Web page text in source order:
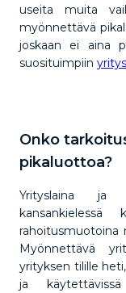
useita muita
myönnettävä
joskaan ei aina
suosituimpiin
Onko
pikaluottoa?
Yrityslaina ja
kansankielessä
rahoitusmuotoina
Myönnettävä
yrityksen tilille
ja